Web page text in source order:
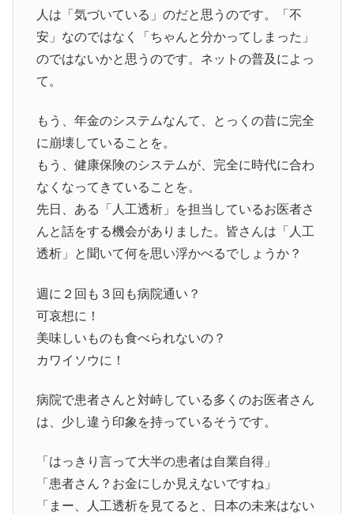
人は「気づいている」のだと思うのです。「不
安」なのではなく「ちゃんと分かってしまった」
のではないかと思うのです。ネットの普及によっ
て。
もう、年金のシステムなんて、とっくの昔に完全
に崩壊していることを。
もう、健康保険のシステムが、完全に時代に合わ
なくなってきていることを。
先日、ある「人工透析」を担当しているお医者さ
んと話をする機会がありました。皆さんは「人工
透析」と聞いて何を思い浮かべるでしょうか？
週に２回も３回も病院通い？
可哀想に！
美味しいものも食べられないの？
カワイソウに！
病院で患者さんと対峙している多くのお医者さん
は、少し違う印象を持っているそうです。
「はっきり言って大半の患者は自業自得」
「患者さん？お金にしか見えないですね」
「まー、人工透析を見てると、日本の未来はない